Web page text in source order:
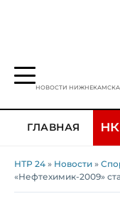
НОВОСТИ НИЖНЕКАМСКА
ГЛАВНАЯ
НТР 24 » Новости »
«Нефтехимик-2009»